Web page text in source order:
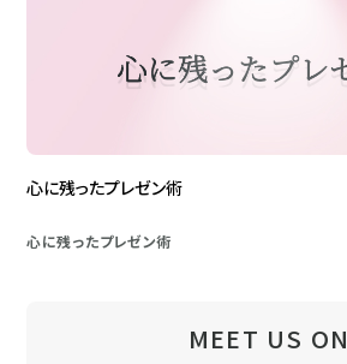
心に残ったプレゼン術
心に残ったプレゼン術
MEET US ON